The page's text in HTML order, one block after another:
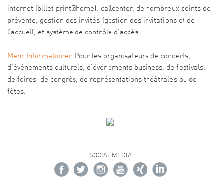
internet (billet print@home), callcenter, de nombreux points de
prévente, gestion des invités (gestion des invitations et de
l’accueil) et système de contrôle d’accès.
Mehr Informationen Pour les organisateurs de concerts,
d’événements culturels, d’événements business, de festivals,
de foires, de congrès, de représentations théâtrales ou de
fêtes.
SOCIAL MEDIA